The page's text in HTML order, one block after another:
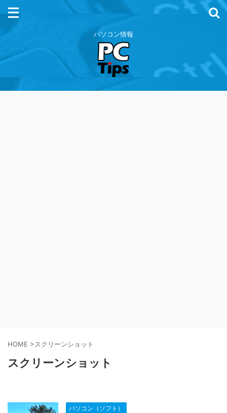
パソコン情報
HOME >スクリーンショット
スクリーンショット
パソコン（ソフト）